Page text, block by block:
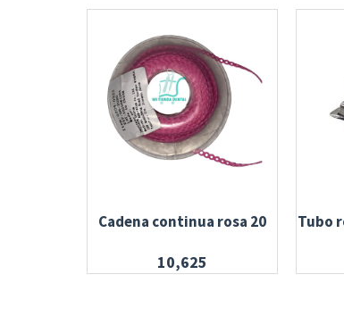
Cadena continua rosa 20
10,625
Tubo